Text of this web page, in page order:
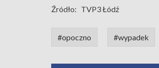
Źródło: TVP3 Łódź
#opoczno #wypadek